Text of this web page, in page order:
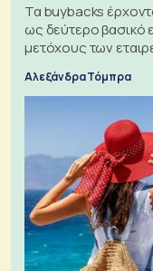
Τα buybacks
ως δεύτερο βασικό
μετόχους των
Αλεξάνδρα Τόμπρα